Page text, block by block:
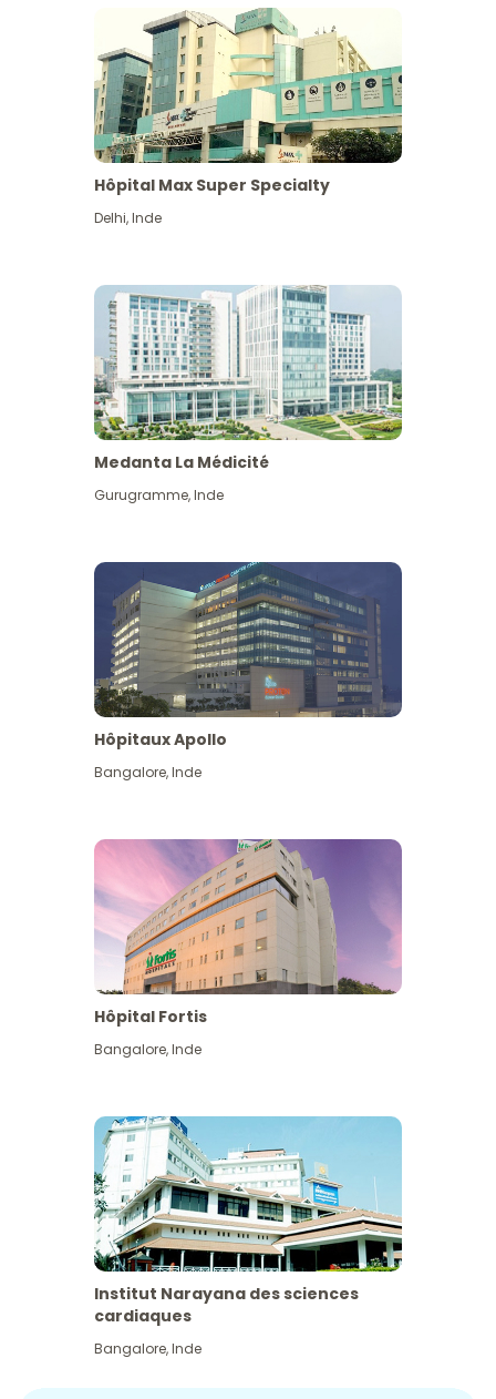
Hôpital Max Super Specialty
Delhi,Inde
Medanta La Médicité
Gurugramme,Inde
Hôpitaux Apollo
Bangalore,Inde
Hôpital Fortis
Bangalore,Inde
Institut Narayana des sciences
cardiaques
Bangalore,Inde